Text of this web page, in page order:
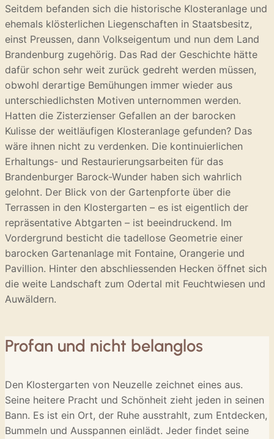
Seitdem befanden sich die historische Klosteranlage und
ehemals klösterlichen Liegenschaften in Staatsbesitz,
einst Preussen, dann Volkseigentum und nun dem Land
Brandenburg zugehörig. Das Rad der Geschichte hätte
dafür schon sehr weit zurück gedreht werden müssen,
obwohl derartige Bemühungen immer wieder aus
unterschiedlichsten Motiven unternommen werden.
Hatten die Zisterzienser Gefallen an der barocken
Kulisse der weitläufigen Klosteranlage gefunden? Das
wäre ihnen nicht zu verdenken. Die kontinuierlichen
Erhaltungs- und Restaurierungsarbeiten für das
Brandenburger Barock-Wunder haben sich wahrlich
gelohnt. Der Blick von der Gartenpforte über die
Terrassen in den Klostergarten – es ist eigentlich der
repräsentative Abtgarten – ist beeindruckend. Im
Vordergrund besticht die tadellose Geometrie einer
barocken Gartenanlage mit Fontaine, Orangerie und
Pavillion. Hinter den abschliessenden Hecken öffnet sich
die weite Landschaft zum Odertal mit Feuchtwiesen und
Auwäldern.
Profan und nicht belanglos
Den Klostergarten von Neuzelle zeichnet eines aus.
Seine heitere Pracht und Schönheit zieht jeden in seinen
Bann. Es ist ein Ort, der Ruhe ausstrahlt, zum Entdecken,
Bummeln und Ausspannen einlädt. Jeder findet seine